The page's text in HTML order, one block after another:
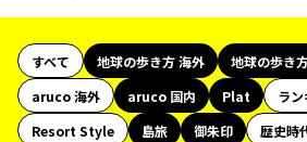
すべて 地球の歩き方 海外
地球の歩き
aruco 海外
aruco 国内 Plat
ラ
Resort Style
島旅 御朱印 歴史時